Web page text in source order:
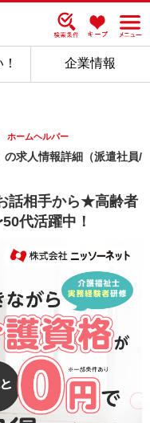
企業情報
ームヘルパー
求人情報詳細（派遣社員/
話相手から★高齢者
代活躍中！